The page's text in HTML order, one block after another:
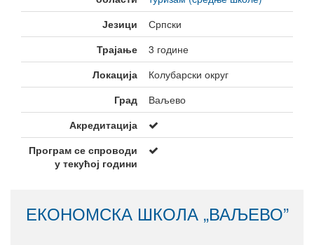
Језици
Српски
Трајање
3 године
Локација
Колубарски округ
Град
Ваљево
Акредитација
Програм се спроводи
у текућој години
ЕКОНОМСКА ШКОЛА „ВАЉЕВО”